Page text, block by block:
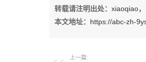
转载请注明出处： xiaoqiao
本文地址： https://abc-zh-
上一篇: